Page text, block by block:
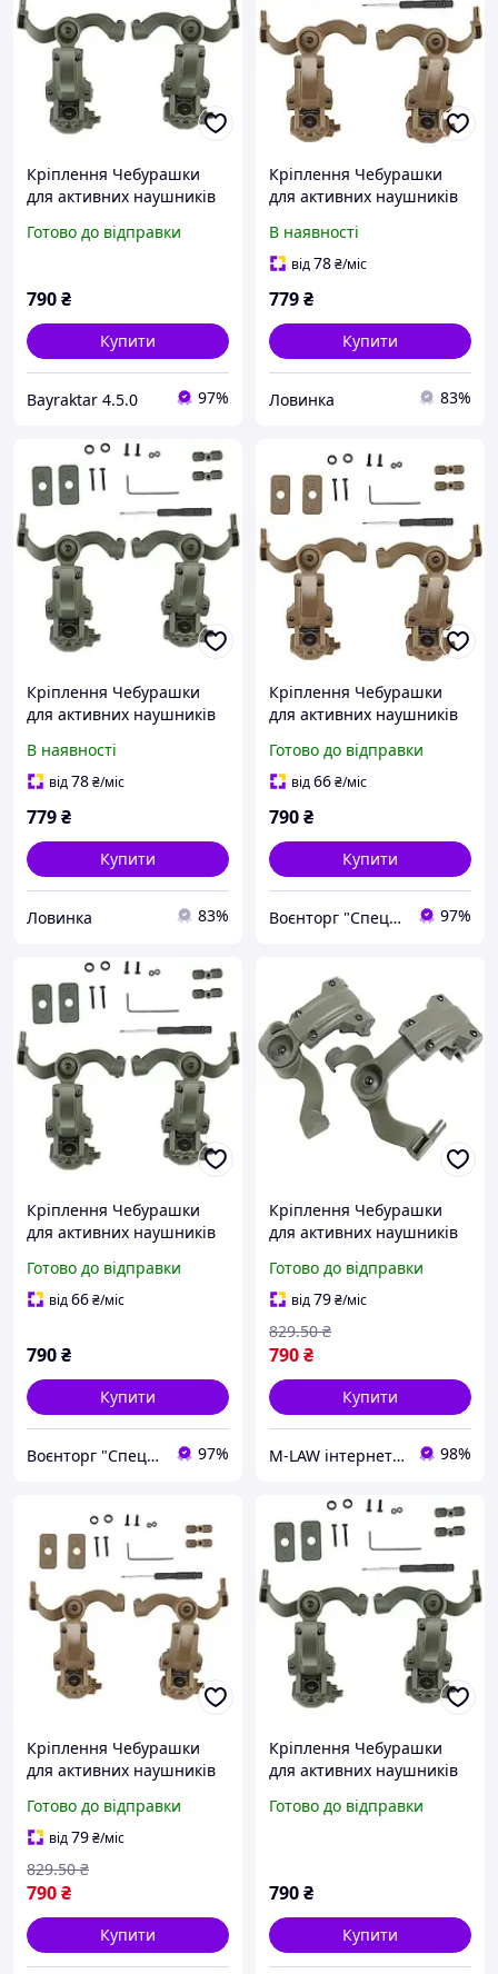
Кріплення Чебурашки
для активних наушників
& team wendy)
Готово до відправки
790₴
Купити
Bayraktar 4.5.0 97%
Кріплення Чебурашки
для активних наушників
arc & team wendy)
В наявності
від78₴/міс
779₴
Купити
Ловинка 83%
Кріплення Чебурашки
для активних наушників
& team wendy)
В наявності
від78₴/міс
779₴
Купити
Ловинка 83%
Кріплення Чебурашки
для активних наушників
arc & team wendy)
Готово до відправки
від66₴/міс
790₴
Купити
Воєнторг "Спецназ" - найкращий український військовий магазин — виробник! 97%
Кріплення Чебурашки
для активних наушників
& team wendy)
Готово до відправки
від66₴/міс
790₴
Купити
Воєнторг "Спецназ" - найкращий український військовий магазин — виробник! 97%
Кріплення Чебурашки
для активних наушників
& team wendy)
Готово до відправки
від79₴/міс
790₴
829.50 ₴
Купити
M-LAW інтернет-магазин M-LAW.COM.UA 98%
Кріплення Чебурашки
для активних наушників
arc & team wendy)
Готово до відправки
від79₴/міс
790₴
829.50 ₴
Купити
Кріплення Чебурашки
для активних наушників
& team wendy)
Готово до відправки
790₴
Купити